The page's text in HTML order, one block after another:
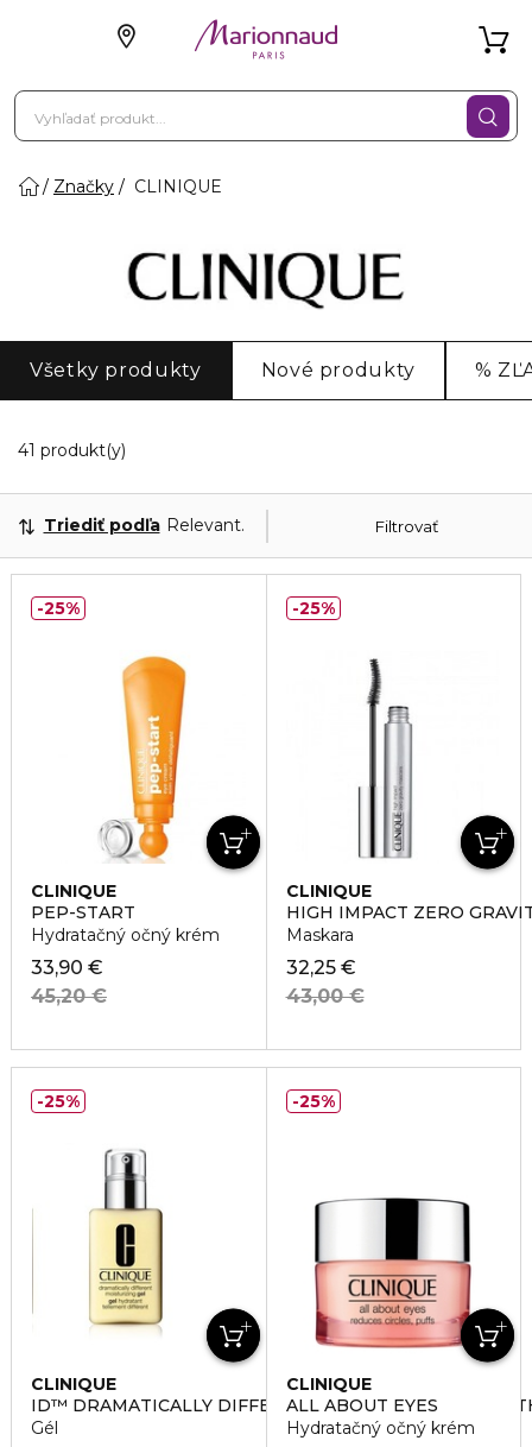
Značky CLINIQUE
Všetky produkty Nové produkty %
41 produkt(y)
Filtrovať
Triediť podľa Relevantnosť
CLINIQUE
PEP-START
Hydratačný očný krém
33,90 €
45,20 €
25%
CLINIQUE
HIGH IMPACT ZERO
Maskara
32,25 €
43,00 €
25%
CLINIQUE
ID™ DRAMATICALLY DIFFERENT MOISTURING GEL
Gél
25%
CLINIQUE
ALL ABOUT EYES
Hydratačný očný krém
25%